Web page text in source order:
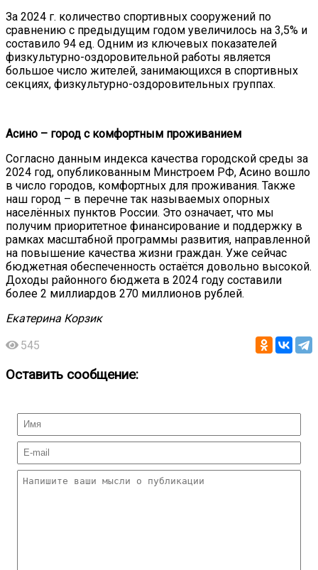
За 2024 г. количество спортивных сооружений по
сравнению с предыдущим годом увеличилось на 3,5% и
составило 94 ед. Одним из ключевых показателей
физкультурно-оздоровительной работы является
большое число жителей, занимающихся в спортивных
секциях, физкультурно-оздоровительных группах.
Асино – город с комфортным проживанием
Согласно данным индекса качества городской среды за
2024 год, опубликованным Минстроем РФ, Асино вошло
в число городов, комфортных для проживания. Также
наш город – в перечне так называемых опорных
населённых пунктов России. Это означает, что мы
получим приоритетное финансирование и поддержку в
рамках масштабной программы развития, направленной
на повышение качества жизни граждан. Уже сейчас
бюджетная обеспеченность остаётся довольно высокой.
Доходы районного бюджета в 2024 году составили
более 2 миллиардов 270 миллионов рублей.
Екатерина Корзик
545
Оставить сообщение: